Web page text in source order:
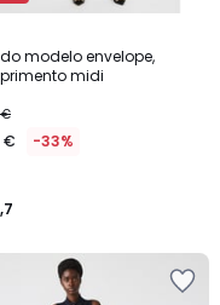
modelo envelope,
midi
€
€ -33%